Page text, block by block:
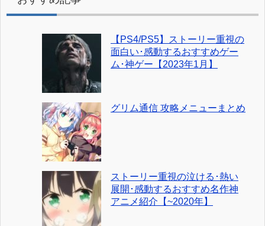
【PS4/PS5】ストーリー重視の
面白い･感動するおすすめゲー
ム･神ゲー【2023年1月】
グリム通信 攻略メニューまとめ
ストーリー重視の泣ける･熱い
展開･感動するおすすめ名作神
アニメ紹介【~2020年】